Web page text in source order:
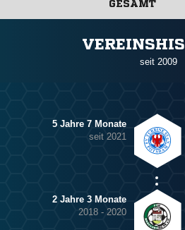
GESAMT
seit 2009
5 Jahre 7 Monate
seit 2021
2 Jahre 3 Monate
2018 - 2020